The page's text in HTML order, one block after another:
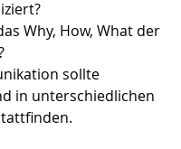
Why, How, What der
sollte
in unterschiedlichen